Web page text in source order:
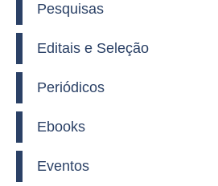
Pesquisas
Editais e Seleção
Periódicos
Ebooks
Eventos